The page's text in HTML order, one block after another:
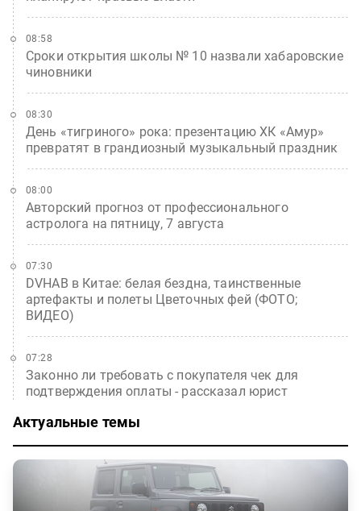
Сроки открытия школы № 10 назвали хабаровские
чиновники
08:58
День «тигриного» рока: презентацию ХК «Амур»
превратят в грандиозный музыкальный праздник
08:30
Авторский прогноз от профессионального
астролога на пятницу, 7 августа
08:00
DVHAB в Китае: белая бездна, таинственные
артефакты и полеты Цветочных фей (ФОТО;
ВИДЕО)
07:30
Законно ли требовать с покупателя чек для
подтверждения оплаты - рассказал юрист
07:28
Актуальные темы